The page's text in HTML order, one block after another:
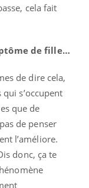
cela fait
de fille…
de dire cela,
s’occupent
que de
de penser
l’améliore.
donc, ça te